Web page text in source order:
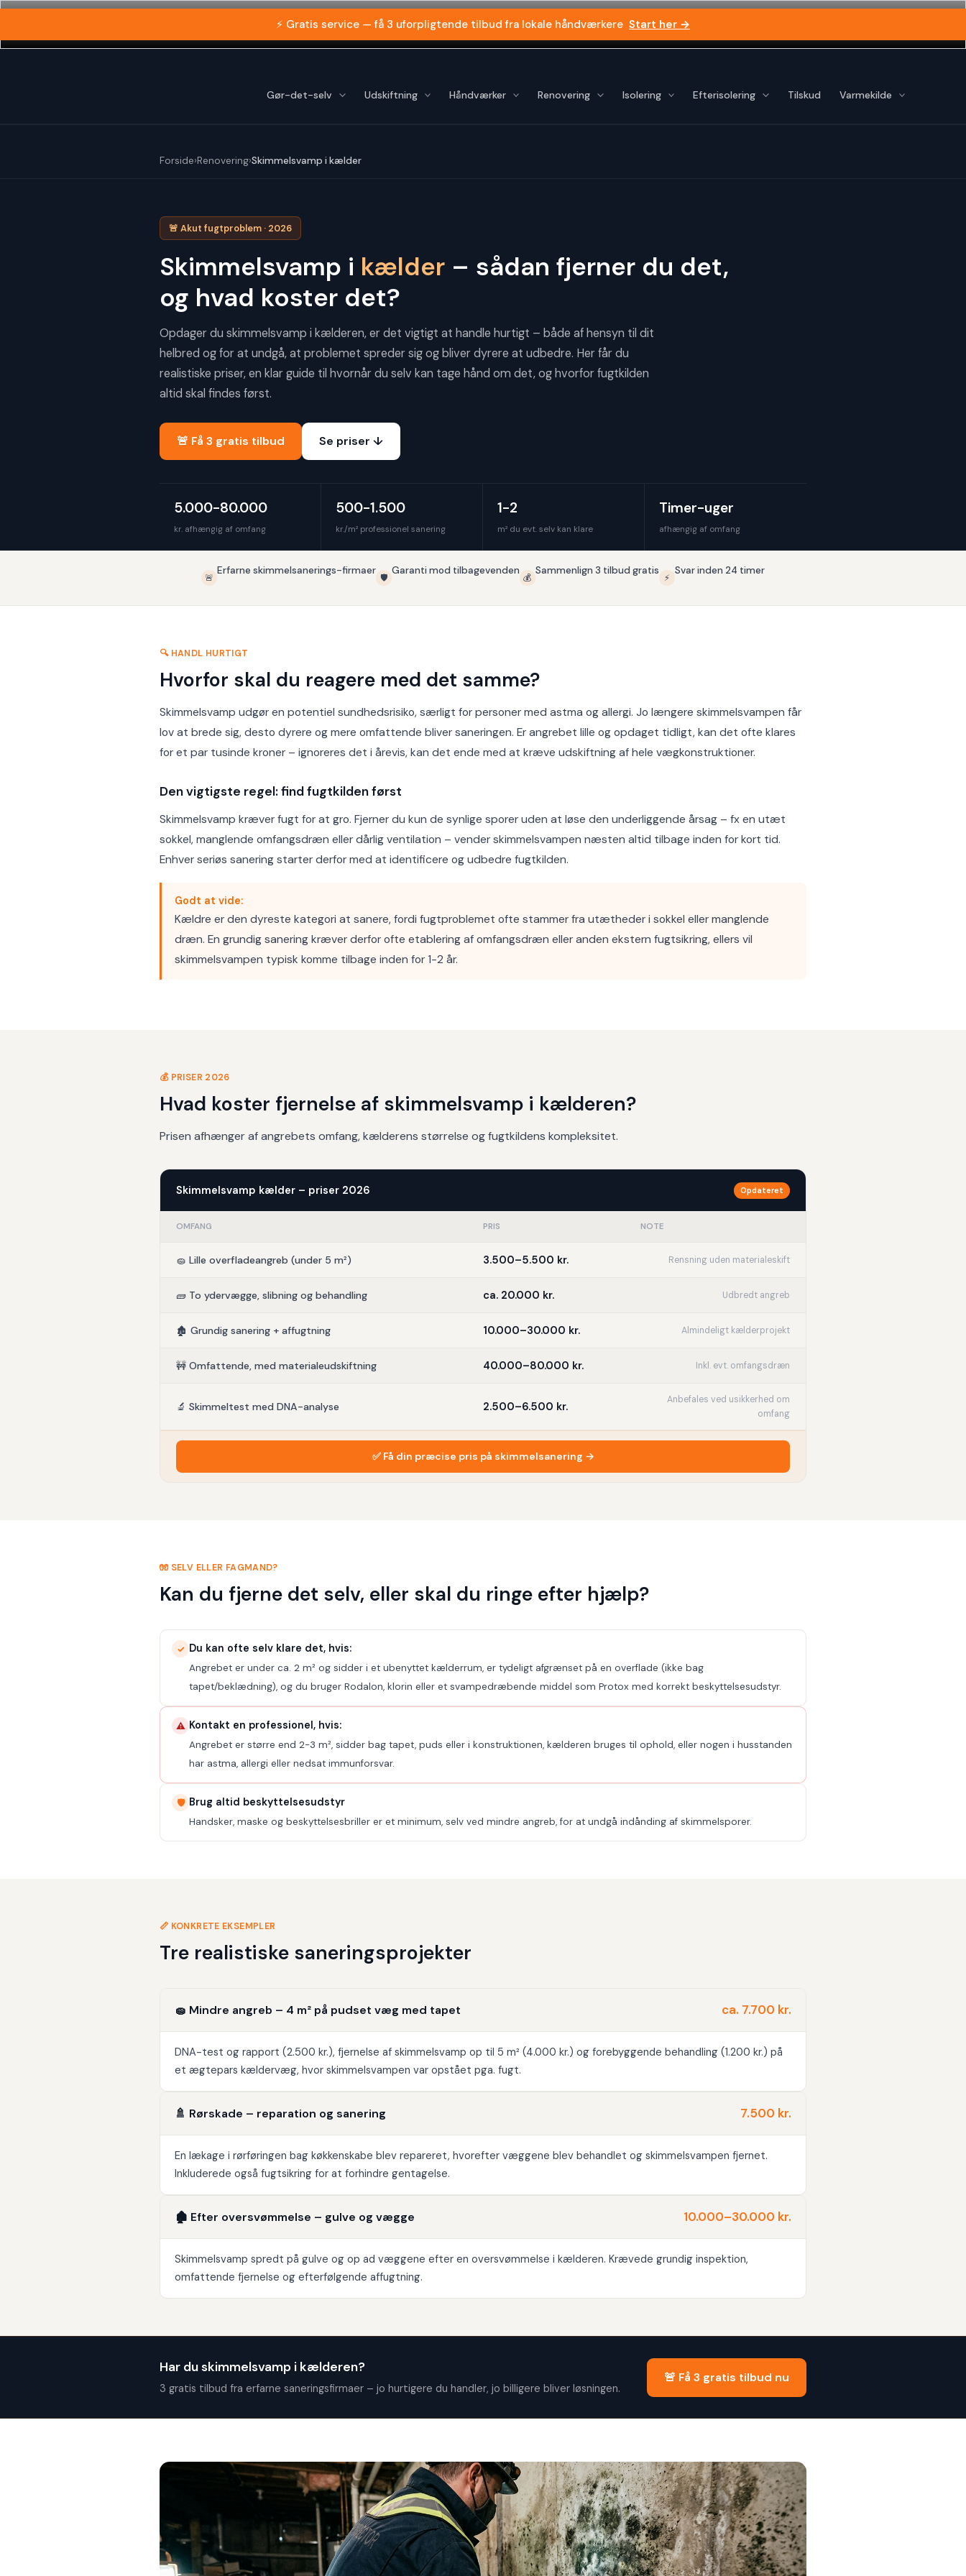
⚡ Gratis service — få 3 uforpligtende tilbud fra lokale håndværkere Start her →
Gå
indholdet
Gør-det-selv Udskiftning Håndværker Renovering Isolering Efterisolering Tilskud Varmekilde
Forside›Renovering›Skimmelsvamp i kælder
🚨 Akut fugtproblem · 2026
Skimmelsvamp i kælder – sådan fjerner du det,
og hvad koster det?
Opdager du skimmelsvamp i kælderen, er det vigtigt at handle hurtigt – både af hensyn til dit
helbred og for at undgå, at problemet spreder sig og bliver dyrere at udbedre. Her får du
realistiske priser, en klar guide til hvornår du selv kan tage hånd om det, og hvorfor fugtkilden
altid skal findes først.
🚨 Få 3 gratis tilbud Se priser ↓
5.000-80.000
kr. afhængig af omfang
500-1.500
kr./m² professionel sanering
1-2
m² du evt. selv kan klare
Timer-uger
afhængig af omfang
🚨
Erfarne skimmelsanerings-firmaer
🛡️
Garanti mod tilbagevenden
💰
Sammenlign 3 tilbud gratis
⚡
Svar inden 24 timer
🔍 HANDL HURTIGT
Hvorfor skal du reagere med det samme?
Skimmelsvamp udgør en potentiel sundhedsrisiko, særligt for personer med astma og allergi. Jo længere skimmelsvampen får
lov at brede sig, desto dyrere og mere omfattende bliver saneringen. Er angrebet lille og opdaget tidligt, kan det ofte klares
for et par tusinde kroner – ignoreres det i årevis, kan det ende med at kræve udskiftning af hele vægkonstruktioner.
Den vigtigste regel: find fugtkilden først
Skimmelsvamp kræver fugt for at gro. Fjerner du kun de synlige sporer uden at løse den underliggende årsag – fx en utæt
sokkel, manglende omfangsdræn eller dårlig ventilation – vender skimmelsvampen næsten altid tilbage inden for kort tid.
Enhver seriøs sanering starter derfor med at identificere og udbedre fugtkilden.
Godt at vide:
Kældre er den dyreste kategori at sanere, fordi fugtproblemet ofte stammer fra utætheder i sokkel eller manglende
dræn. En grundig sanering kræver derfor ofte etablering af omfangsdræn eller anden ekstern fugtsikring, ellers vil
skimmelsvampen typisk komme tilbage inden for 1-2 år.
💰 PRISER 2026
Hvad koster fjernelse af skimmelsvamp i kælderen?
Prisen afhænger af angrebets omfang, kælderens størrelse og fugtkildens kompleksitet.
Skimmelsvamp kælder – priser 2026 Opdateret
OMFANG PRIS NOTE
🧽 Lille overfladeangreb (under 5 m²) 3.500–5.500 kr. Rensning uden materialeskift
🧱 To ydervægge, slibning og behandling ca. 20.000 kr. Udbredt angreb
🏚️ Grundig sanering + affugtning 10.000–30.000 kr. Almindeligt kælderprojekt
🚧 Omfattende, med materialeudskiftning 40.000–80.000 kr. Inkl. evt. omfangsdræn
🔬 Skimmeltest med DNA-analyse 2.500–6.500 kr.
Anbefales ved usikkerhed om
omfang
✅ Få din præcise pris på skimmelsanering →
🧤 SELV ELLER FAGMAND?
Kan du fjerne det selv, eller skal du ringe efter hjælp?
✓ Du kan ofte selv klare det, hvis:
Angrebet er under ca. 2 m² og sidder i et ubenyttet kælderrum, er tydeligt afgrænset på en overflade (ikke bag
tapet/beklædning), og du bruger Rodalon, klorin eller et svampedræbende middel som Protox med korrekt beskyttelsesudstyr.
⚠️ Kontakt en professionel, hvis:
Angrebet er større end 2-3 m², sidder bag tapet, puds eller i konstruktionen, kælderen bruges til ophold, eller nogen i husstanden
har astma, allergi eller nedsat immunforsvar.
🛡️ Brug altid beskyttelsesudstyr
Handsker, maske og beskyttelsesbriller er et minimum, selv ved mindre angreb, for at undgå indånding af skimmelsporer.
📏 KONKRETE EKSEMPLER
Tre realistiske saneringsprojekter
🧽 Mindre angreb – 4 m² på pudset væg med tapet ca. 7.700 kr.
DNA-test og rapport (2.500 kr.), fjernelse af skimmelsvamp op til 5 m² (4.000 kr.) og forebyggende behandling (1.200 kr.) på
et ægtepars kældervæg, hvor skimmelsvampen var opstået pga. fugt.
🚿 Rørskade – reparation og sanering 7.500 kr.
En lækage i rørføringen bag køkkenskabe blev repareret, hvorefter væggene blev behandlet og skimmelsvampen fjernet.
Inkluderede også fugtsikring for at forhindre gentagelse.
🏚️ Efter oversvømmelse – gulve og vægge 10.000–30.000 kr.
Skimmelsvamp spredt på gulve og op ad væggene efter en oversvømmelse i kælderen. Krævede grundig inspektion,
omfattende fjernelse og efterfølgende affugtning.
Har du skimmelsvamp i kælderen?
3 gratis tilbud fra erfarne saneringsfirmaer – jo hurtigere du handler, jo billigere bliver løsningen.
🚨 Få 3 gratis tilbud nu